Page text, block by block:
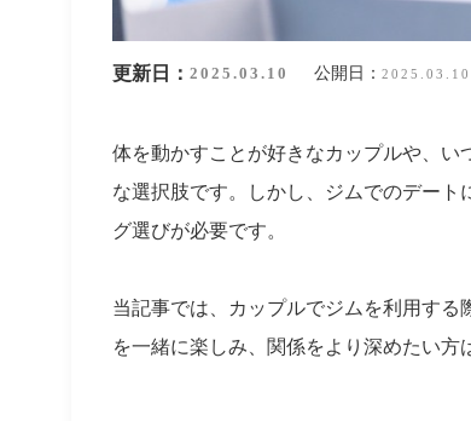
更新日：2025.03.10 公開日：2025.03.10
体を動かすことが好きなカップルや、
な選択肢です。しかし、ジムでのデー
グ選びが必要です。
当記事では、カップルでジムを利用す
を一緒に楽しみ、関係をより深めたい方